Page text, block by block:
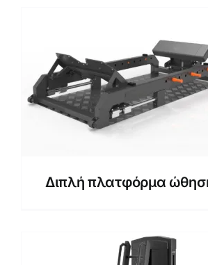
Διπλή πλατφόρμα